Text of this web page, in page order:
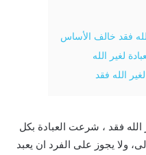
فقد خالف الأساس
لغير الله
الله فقد
فقد ، شرعت العبادة بكل
ولا يجوز على الفرد ان يعبد